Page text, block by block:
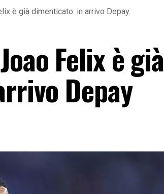
è già dimenticato: in arrivo Depay
Felix è già
Depay